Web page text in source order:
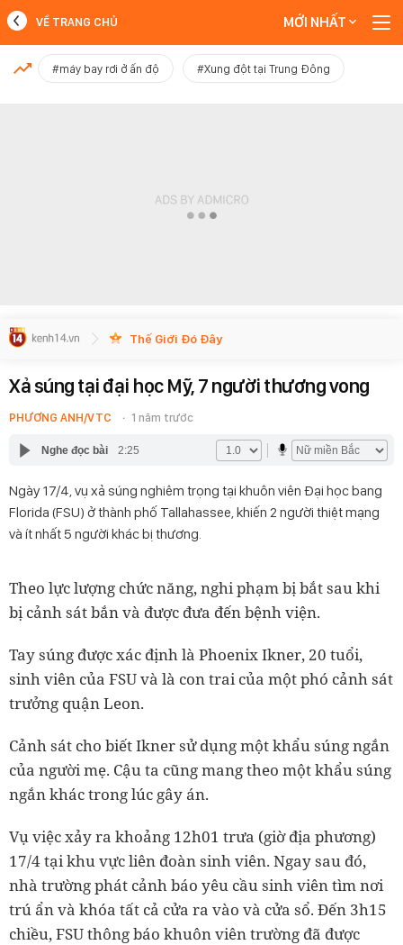
MỚI NHẤT
VỀ TRANG CHỦ MỚI NHẤT
#máy bay rơi ở ấn độ #Xung đột tại Trung Đông
Thế Giới Đó Đây
Xả súng tại đại học Mỹ, 7 người thương vong
PHƯƠNG ANH/VTC 1 năm trước
Nghe đọc bài 2:25
Ngày 17/4, vụ xả súng nghiêm trọng tại khuôn viên Đại học bang
Florida (FSU) ở thành phố Tallahassee, khiến 2 người thiệt mạng
và ít nhất 5 người khác bị thương.
Theo lực lượng chức năng, nghi phạm bị bắt sau khi
bị cảnh sát bắn và được đưa đến bệnh viện.
Tay súng được xác định là Phoenix Ikner, 20 tuổi,
sinh viên của FSU và là con trai của một phó cảnh sát
trưởng quận Leon.
Cảnh sát cho biết Ikner sử dụng một khẩu súng ngắn
của người mẹ. Cậu ta cũng mang theo một khẩu súng
ngắn khác trong lúc gây án.
Vụ việc xảy ra khoảng 12h01 trưa (giờ địa phương)
17/4 tại khu vực liên đoàn sinh viên. Ngay sau đó,
nhà trường phát cảnh báo yêu cầu sinh viên tìm nơi
trú ẩn và khóa tất cả cửa ra vào và cửa sổ. Đến 3h15
chiều, FSU thông báo khuôn viên trường đã được